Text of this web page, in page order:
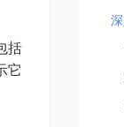
括
它